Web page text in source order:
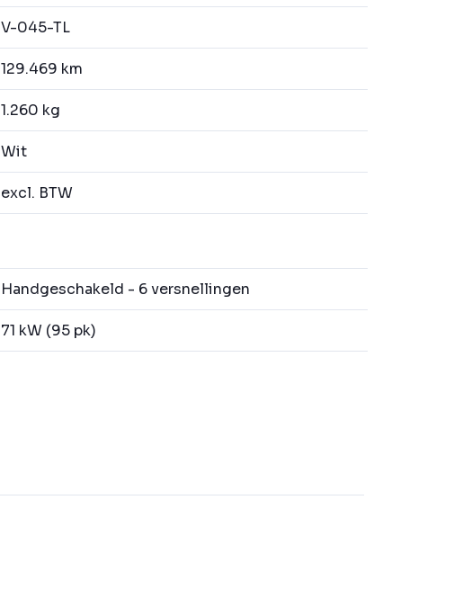
V-045-TL
129.469 km
1.260 kg
Wit
excl. BTW
Handgeschakeld - 6 versnellingen
71 kW (95 pk)